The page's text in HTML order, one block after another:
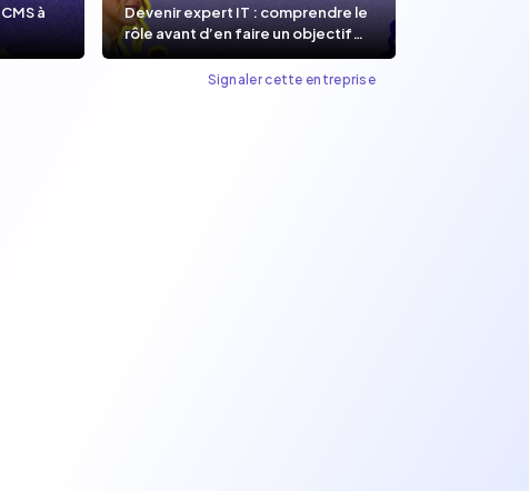
à
Devenir expert IT : comprendre le
rôle avant d’en faire un objectif
de carrière.
Signaler cette entreprise